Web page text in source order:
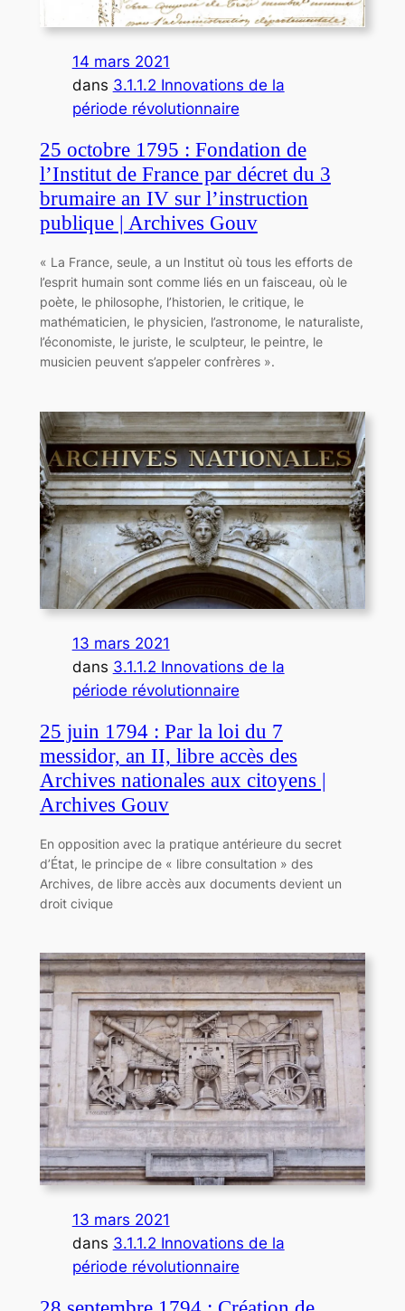
14 mars 2021
dans 3.1.1.2 Innovations de la
période révolutionnaire
25 octobre 1795 : Fondation de
l’Institut de France par décret du 3
brumaire an IV sur l’instruction
publique | Archives Gouv
« La France, seule, a un Institut où tous les efforts de
l’esprit humain sont comme liés en un faisceau, où le
poète, le philosophe, l’historien, le critique, le
mathématicien, le physicien, l’astronome, le naturaliste,
l’économiste, le juriste, le sculpteur, le peintre, le
musicien peuvent s’appeler confrères ».
13 mars 2021
dans 3.1.1.2 Innovations de la
période révolutionnaire
25 juin 1794 : Par la loi du 7
messidor, an II, libre accès des
Archives nationales aux citoyens |
Archives Gouv
En opposition avec la pratique antérieure du secret
d’État, le principe de « libre consultation » des
Archives, de libre accès aux documents devient un
droit civique
13 mars 2021
dans 3.1.1.2 Innovations de la
période révolutionnaire